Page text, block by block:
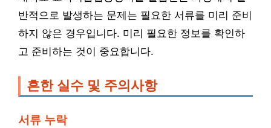
반적으로 발생하는 문제는 필요한 서류를 미리 준비
하지 않은 경우입니다. 미리 필요한 정보를 확인하
고 준비하는 것이 중요합니다.
흔한 실수 및 주의사항
서류 누락